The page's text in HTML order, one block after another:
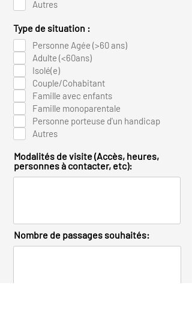
Autres
Type de situation :
Personne Agée (>60 ans)
Adulte (<60ans)
Isolé(e)
Couple/Cohabitant
Famille avec enfants
Famille monoparentale
Personne porteuse d'un handicap
Autres
Modalités de visite (Accès, heures,
personnes à contacter, etc):
Nombre de passages souhaités: